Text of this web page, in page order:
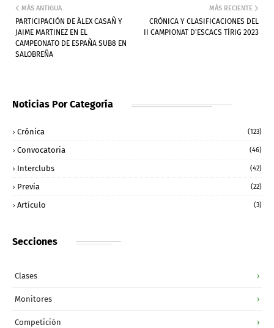
MÁS RECIENTE
CRÓNICA Y CLASIFICACIONES DEL
II CAMPIONAT D'ESCACS TÍRIG 2023
MÁS ANTIGUA
PARTICIPACIÓN DE ÀLEX CASAÑ Y
JAIME MARTINEZ EN EL
CAMPEONATO DE ESPAÑA SUB8 EN
SALOBREÑA
Noticias Por Categoría
Crónica (123)
Convocatoria (46)
Interclubs (42)
Previa (22)
Artículo (3)
Secciones
Clases ›
Monitores ›
Competición ›